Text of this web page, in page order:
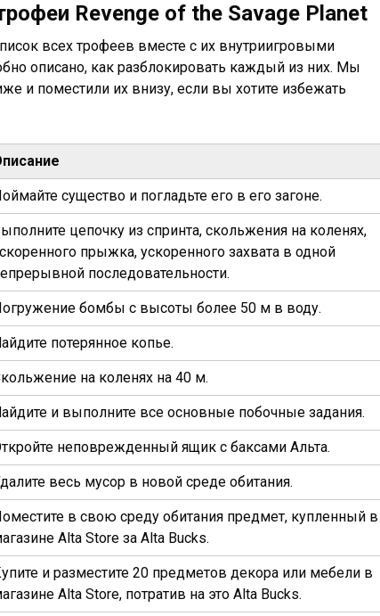
Revenge of the Savage Planet
всех трофеев вместе с их внутриигровыми
описано, как разблокировать каждый из них. Мы
и поместили их внизу, если вы хотите избежать
существо и погладьте его в его загоне.
цепочку из спринта, скольжения на коленях,
прыжка, ускоренного захвата в одной
последовательности.
бомбы с высоты более 50 м в воду.
потерянное копье.
на коленях на 40 м.
и выполните все основные побочные задания.
неповрежденный ящик с баксами Альта.
весь мусор в новой среде обитания.
в свою среду обитания предмет, купленный в
Alta Store за Alta Bucks.
и разместите 20 предметов декора или мебели в
Alta Store, потратив на это Alta Bucks.